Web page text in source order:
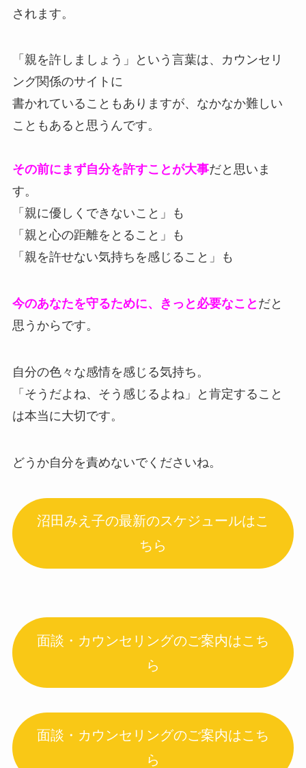
されます。
「親を許しましょう」という言葉は、カウンセリ
ング関係のサイトに
書かれていることもありますが、なかなか難しい
こともあると思うんです。
その前にまず自分を許すことが大事だと思いま
す。
「親に優しくできないこと」も
「親と心の距離をとること」も
「親を許せない気持ちを感じること」も
今のあなたを守るために、きっと必要なこと だと
思うからです。
自分の色々な感情を感じる気持ち。
「そうだよね、そう感じるよね」と肯定すること
は本当に大切です。
どうか自分を責めないでくださいね。
沼田みえ子の最新のスケジュールはこ
ちら
面談・カウンセリングのご案内はこち
ら
面談・カウンセリングのご案内はこち
ら